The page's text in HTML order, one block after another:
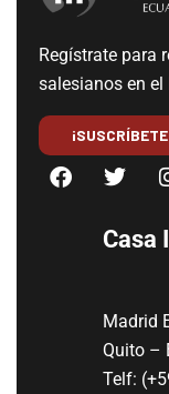
Regístrate para
salesianos en el
Casa
Madrid
Quito –
Telf: